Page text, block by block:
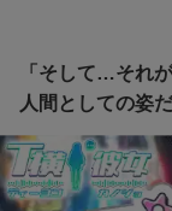
「そして…それ
人間としての姿